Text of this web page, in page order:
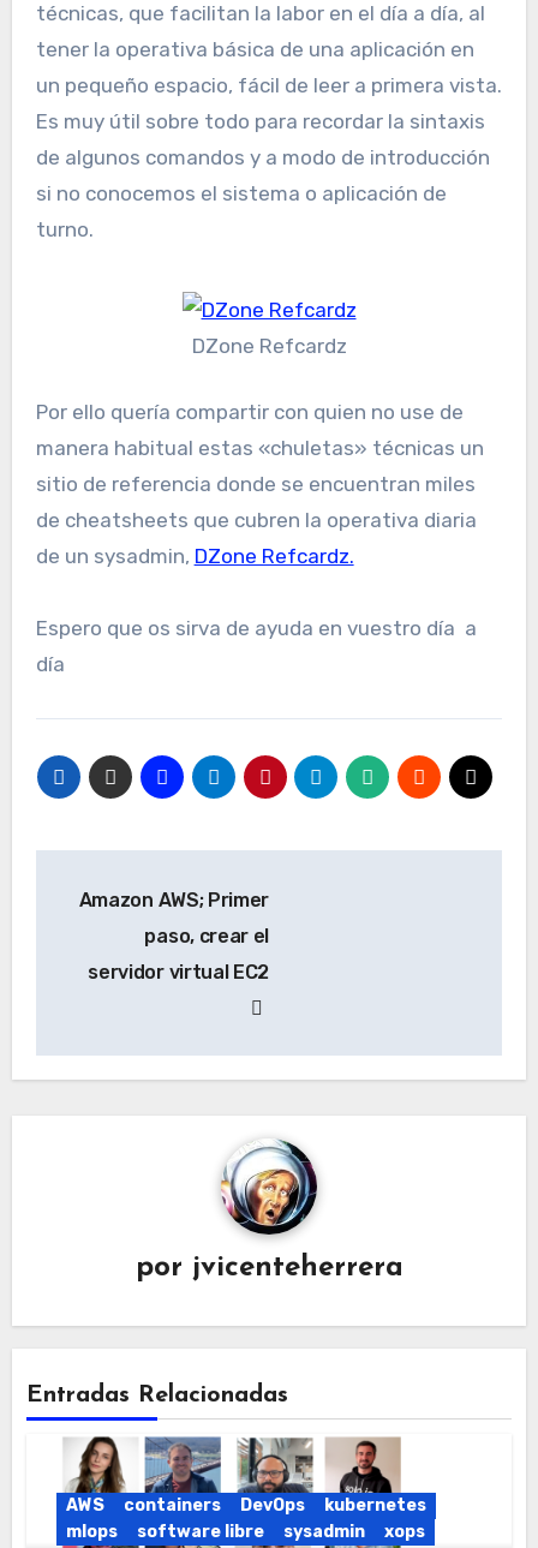
técnicas, que facilitan la labor en el día a día, al
tener la operativa básica de una aplicación en
un pequeño espacio, fácil de leer a primera vista.
Es muy útil sobre todo para recordar la sintaxis
de algunos comandos y a modo de introducción
si no conocemos el sistema o aplicación de
turno.
DZone Refcardz
Por ello quería compartir con quien no use de
manera habitual estas «chuletas» técnicas un
sitio de referencia donde se encuentran miles
de cheatsheets que cubren la operativa diaria
de un sysadmin, DZone Refcardz.
Espero que os sirva de ayuda en vuestro día a
día
entradas
Amazon AWS; Primer
paso, crear el
servidor virtual EC2
por jvicenteherrera
Entradas Relacionadas
AWS containers DevOps
kubernetes
mlops
software libre sysadmin xops